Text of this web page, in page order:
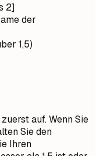
2]
der
1,5)
auf. Wenn Sie
Sie den
Ihren